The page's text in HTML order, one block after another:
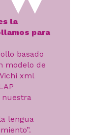
la
para
basado
modelo de
xml
nuestra
lengua